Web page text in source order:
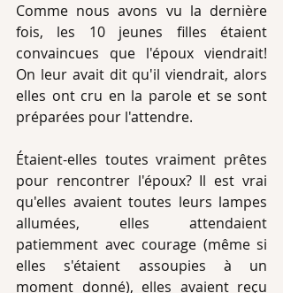
Comme nous avons vu la dernière
fois, les 10 jeunes filles étaient
convaincues que l'époux viendrait!
On leur avait dit qu'il viendrait, alors
elles ont cru en la parole et se sont
préparées pour l'attendre.
Étaient-elles toutes vraiment prêtes
pour rencontrer l'époux? Il est vrai
qu'elles avaient toutes leurs lampes
allumées, elles attendaient
patiemment avec courage (même si
elles s'étaient assoupies à un
moment donné), elles avaient reçu